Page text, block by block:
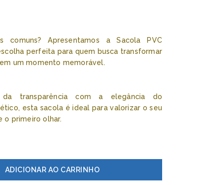
comuns? Apresentamos a Sacola PVC
perfeita para quem busca transformar
um momento memorável.
da transparência com a elegância do
esta sacola é ideal para valorizar o seu
o primeiro olhar.
ADICIONAR AO CARRINHO